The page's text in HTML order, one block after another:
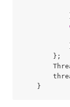
        };